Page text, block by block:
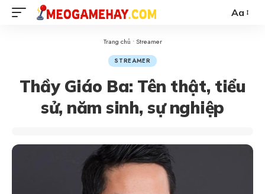
Aa
Trang chủ• Streamer
STREAMER
Thầy Giáo Ba: Tên thật, tiểu
sử, năm sinh, sự nghiệp